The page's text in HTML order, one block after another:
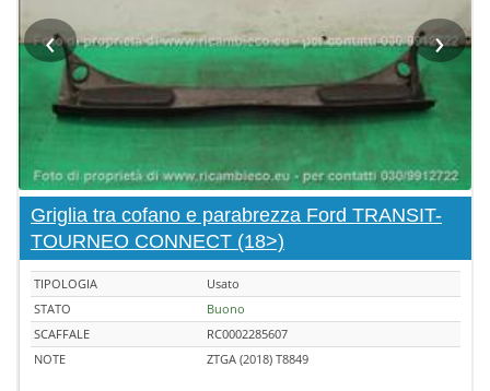
‹ ›
Griglia tra cofano e parabrezza Ford TRANSIT-
TOURNEO CONNECT (18>)
TIPOLOGIA
Usato
STATO
Buono
SCAFFALE
RC0002285607
NOTE
ZTGA (2018) T8849